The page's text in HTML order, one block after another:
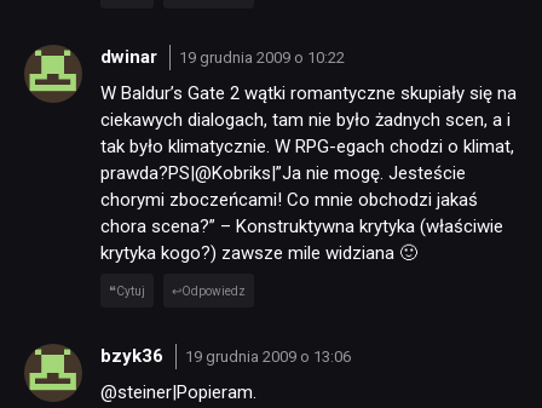
dwinar 19 grudnia 2009 o 10:22
W Baldur’s Gate 2 wątki romantyczne skupiały się na
ciekawych dialogach, tam nie było żadnych scen, a i
tak było klimatycznie. W RPG-egach chodzi o klimat,
prawda?PS|@Kobriks|”Ja nie mogę. Jesteście
chorymi zboczeńcami! Co mnie obchodzi jakaś
chora scena?” – Konstruktywna krytyka (właściwie
krytyka kogo?) zawsze mile widziana 🙂
Cytuj Odpowiedz
bzyk36 19 grudnia 2009 o 13:06
@steiner|Popieram.